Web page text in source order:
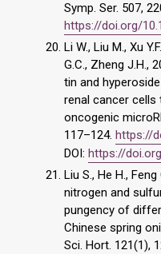
Symp. Ser. 507,
https://doi.org/
Li W., Liu M., Xu
G.C., Zheng J.H.,
tin and
renal cancer
oncogenic
117–124. https://
DOI: https://
Liu S., He H.,
nitrogen and
pungency of
Chinese spring
Sci. Hort. 121(1),